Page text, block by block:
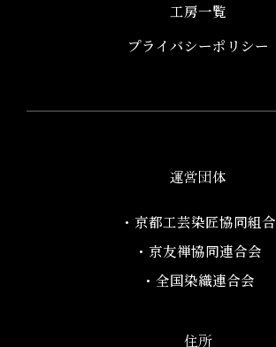
工房一覧
プライバシーポリシー
運営団体
・京都工芸染匠協同組合​
・京友禅協同連合会
・全国染織連合会
住所